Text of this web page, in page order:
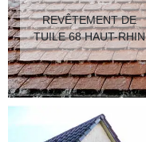
REVÊTEMENT DE
TUILE 68 HAUT-RHIN